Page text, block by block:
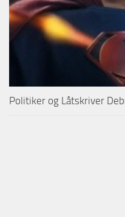
Politiker og Låtskriver